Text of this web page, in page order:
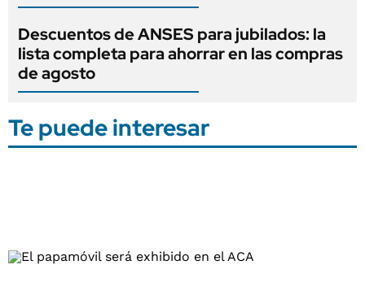
Descuentos de ANSES para jubilados: la
lista completa para ahorrar en las compras
de agosto
Te puede interesar